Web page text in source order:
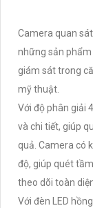
Camera quan sát
những sản
giám sát trong
mỹ thuật.
Với độ phân giải
và chi tiết, giúp
quả. Camera có
độ, giúp quét
theo dõi toàn
Với đèn LED